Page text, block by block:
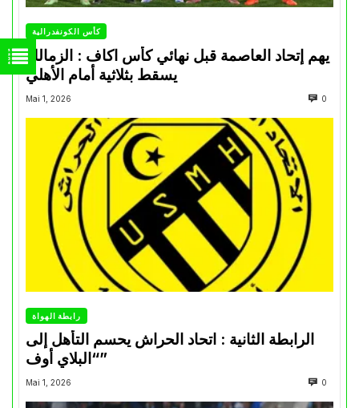
كأس الكونفدرالية
يهم إتحاد العاصمة قبل نهائي كأس اكاف : الزمالك
Mai 1, 2026 0
رابطة الهواة
الرابطة الثانية : اتحاد الحراش يحسم التأهل إلى
“البلاي أوف”
Mai 1, 2026 0